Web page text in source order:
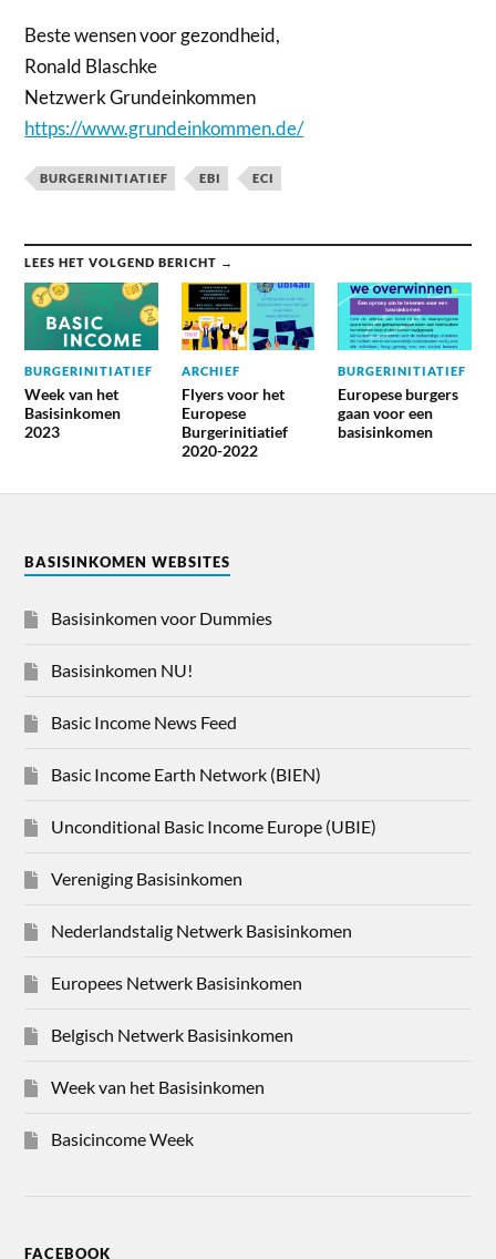
Beste wensen voor gezondheid,
Ronald Blaschke
Netzwerk Grundeinkommen
https://www.grundeinkommen.de/
BURGERINITIATIEF EBI ECI
LEES HET VOLGEND BERICHT →
BURGERINITIATIEF
Week van het
Basisinkomen
2023
ARCHIEF
Flyers voor het
Europese
Burgerinitiatief
2020-2022
BURGERINITIATIEF
Europese burgers
gaan voor een
basisinkomen
BASISINKOMEN WEBSITES
Basisinkomen voor Dummies
Basisinkomen NU!
Basic Income News Feed
Basic Income Earth Network (BIEN)
Unconditional Basic Income Europe (UBIE)
Vereniging Basisinkomen
Nederlandstalig Netwerk Basisinkomen
Europees Netwerk Basisinkomen
Belgisch Netwerk Basisinkomen
Week van het Basisinkomen
Basicincome Week
FACEBOOK